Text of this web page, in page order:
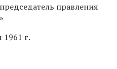
правления
1961 г.